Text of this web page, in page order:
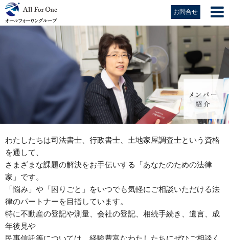
お問合せ
わたしたちは司法書士、行政書士、土地家屋調査士という資格
を通して、
さまざまな課題の解決をお手伝いする「あなたのための法律
家」です。
「悩み」や「困りごと」をいつでも気軽にご相談いただける法
律のパートナーを目指しています。
特に不動産の登記や測量、会社の登記、相続手続き、遺言、成
年後見や
民事信託等については、経験豊富なわたしたちにぜひご相談く